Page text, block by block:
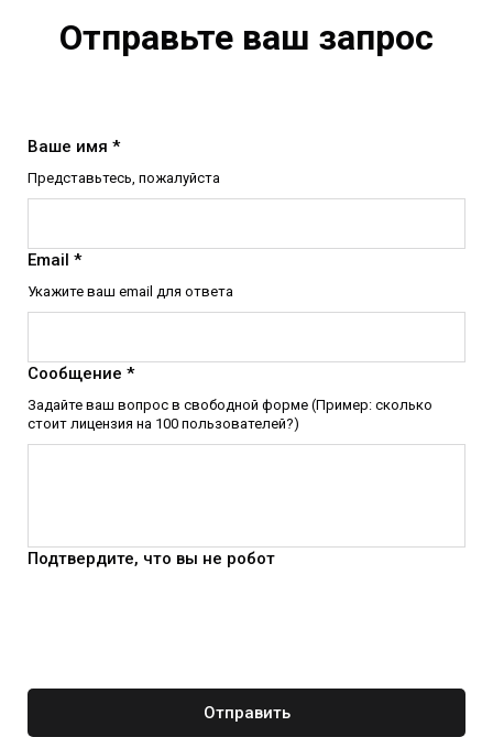
Отправьте ваш запрос
Ваше имя *
Представьтесь, пожалуйста
Email *
Укажите ваш email для ответа
Сообщение *
Задайте ваш вопрос в свободной форме (Пример: сколько
стоит лицензия на 100 пользователей?)
Подтвердите, что вы не робот
Отправить